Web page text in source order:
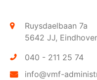
Ruysdaelbaan 7a
5642 JJ,
040 - 211 25 74
info@vmf-